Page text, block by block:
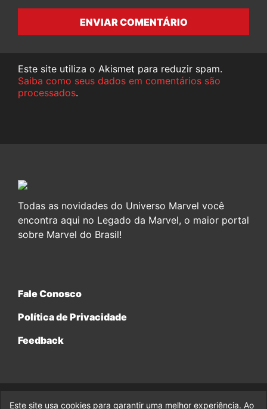
ENVIAR COMENTÁRIO
Este site utiliza o Akismet para reduzir spam.
Saiba como seus dados em comentários são
processados.
Todas as novidades do Universo Marvel você
encontra aqui no Legado da Marvel, o maior portal
sobre Marvel do Brasil!
Fale Conosco
Política de Privacidade
Feedback
© 2017-2026 Legado da Marvel, uma empresa da Legado
Este site usa cookies para garantir uma melhor experiência. Ao